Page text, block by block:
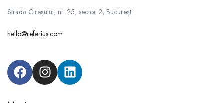
Strada Cireșului, nr. 25, sector 2, București
hello@referius.com